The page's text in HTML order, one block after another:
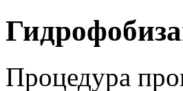
Процедура